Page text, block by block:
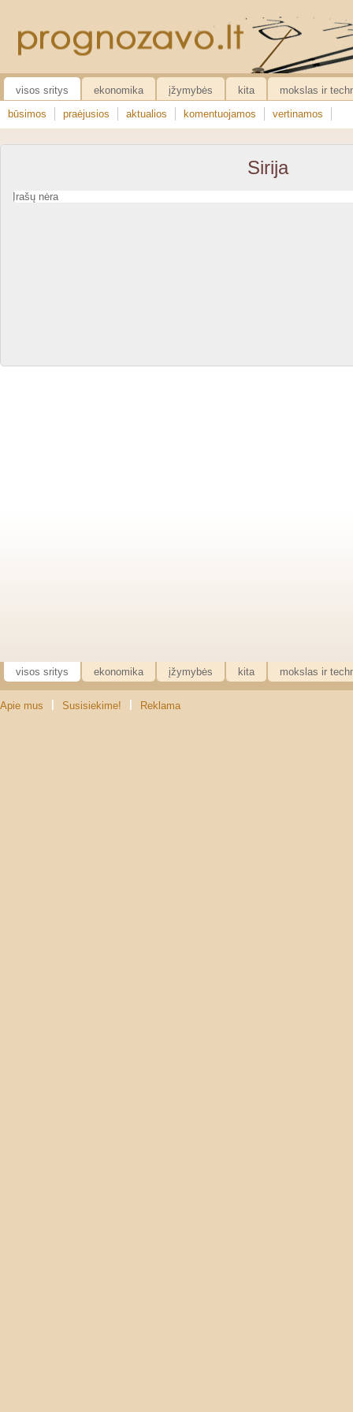
visos sritys ekonomika įžymybės kita
mokslas ir
būsimos
praėjusios aktualios komentuojamos vertinamos
Sirija
Įrašų nėra
visos sritys ekonomika įžymybės kita mokslas ir
Apie mus Susisiekime! Reklama